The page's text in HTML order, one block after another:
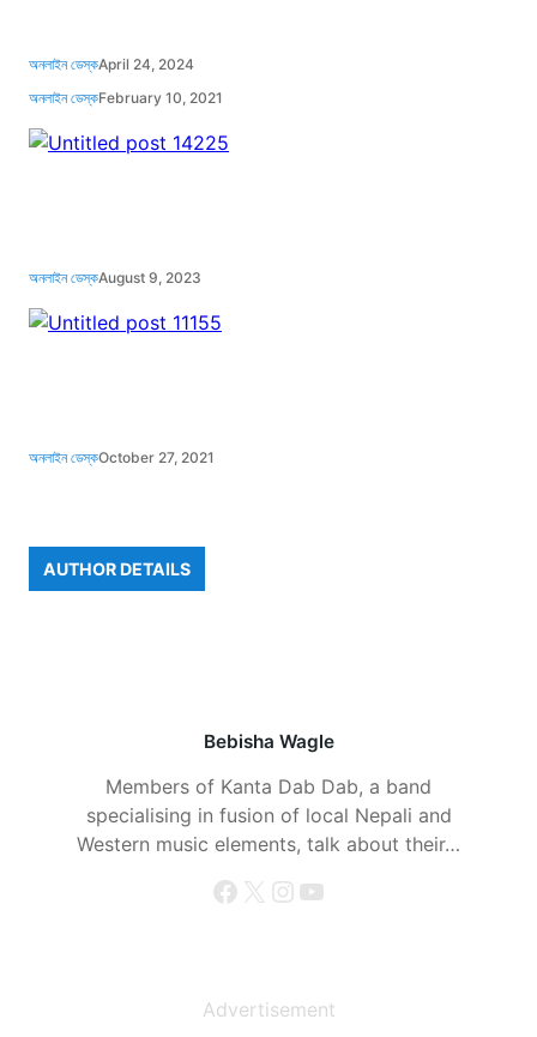
অনলাইন ডেস্কApril 24, 2024
অনলাইন ডেস্কFebruary 10, 2021
অনলাইন ডেস্কAugust 9, 2023
অনলাইন ডেস্কOctober 27, 2021
AUTHOR DETAILS
Bebisha Wagle
Members of Kanta Dab Dab, a band
specialising in fusion of local Nepali and
Western music elements, talk about their…
Facebook X Instagram YouTube
Advertisement